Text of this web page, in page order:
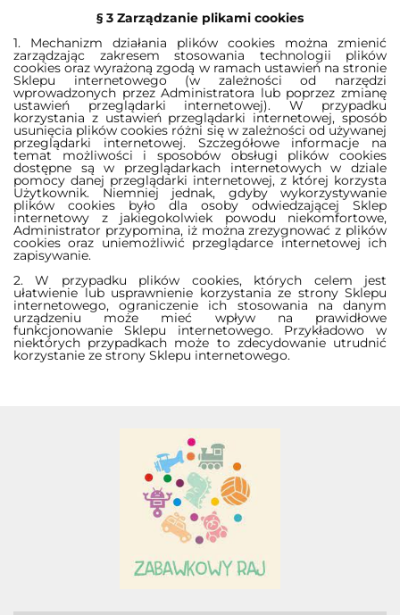
§ 3 Zarządzanie plikami cookies
1. Mechanizm działania plików cookies można zmienić
zarządzając zakresem stosowania technologii plików
cookies oraz wyrażoną zgodą w ramach ustawień na stronie
Sklepu internetowego (w zależności od narzędzi
wprowadzonych przez Administratora lub poprzez zmianę
ustawień przeglądarki internetowej). W przypadku
korzystania z ustawień przeglądarki internetowej, sposób
usunięcia plików cookies różni się w zależności od używanej
przeglądarki internetowej. Szczegółowe informacje na
temat możliwości i sposobów obsługi plików cookies
dostępne są w przeglądarkach internetowych w dziale
pomocy danej przeglądarki internetowej, z której korzysta
Użytkownik. Niemniej jednak, gdyby wykorzystywanie
plików cookies było dla osoby odwiedzającej Sklep
internetowy z jakiegokolwiek powodu niekomfortowe,
Administrator przypomina, iż można zrezygnować z plików
cookies oraz uniemożliwić przeglądarce internetowej ich
zapisywanie.
2. W przypadku plików cookies, których celem jest
ułatwienie lub usprawnienie korzystania ze strony Sklepu
internetowego, ograniczenie ich stosowania na danym
urządzeniu może mieć wpływ na prawidłowe
funkcjonowanie Sklepu internetowego. Przykładowo w
niektórych przypadkach może to zdecydowanie utrudnić
korzystanie ze strony Sklepu internetowego.